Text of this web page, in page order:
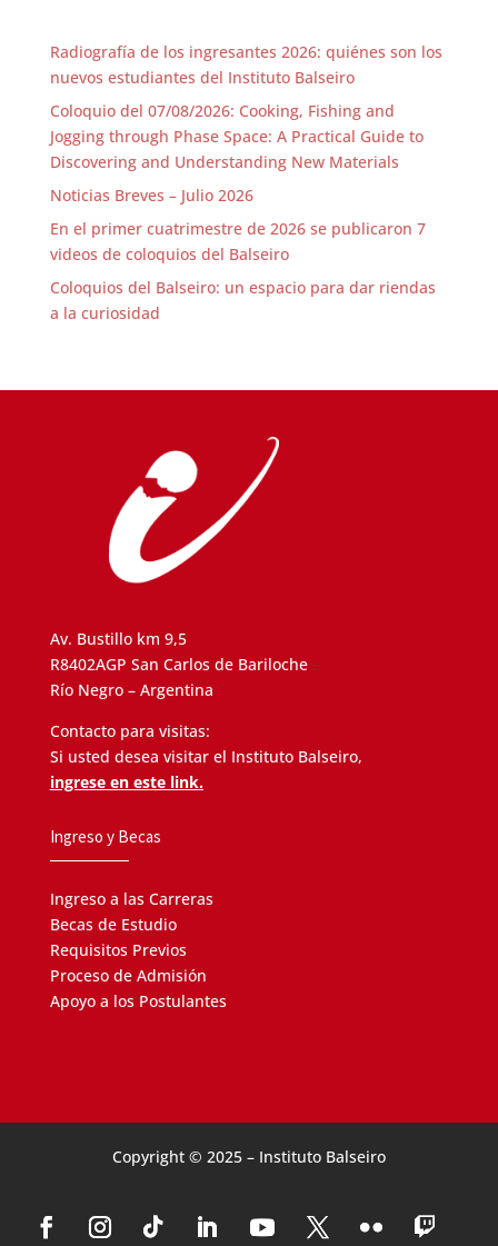
Radiografía de los ingresantes 2026: quiénes son los
nuevos estudiantes del Instituto Balseiro
Coloquio del 07/08/2026: Cooking, Fishing and
Jogging through Phase Space: A Practical Guide to
Discovering and Understanding New Materials
Noticias Breves – Julio 2026
En el primer cuatrimestre de 2026 se publicaron 7
videos de coloquios del Balseiro
Coloquios del Balseiro: un espacio para dar riendas
a la curiosidad
Av. Bustillo km 9,5
R8402AGP San Carlos de Bariloche
Río Negro – Argentina
Contacto para visitas:
Si usted desea visitar el Instituto Balseiro,
ingrese en este link.
Ingreso y Becas
Ingreso a las Carreras
Becas de Estudio
Requisitos Previos
Proceso de Admisión
Apoyo a los Postulantes
Copyright © 2025 – Instituto Balseiro